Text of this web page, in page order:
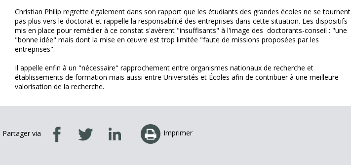
Christian Philip regrette également dans son rapport que les étudiants des grandes écoles ne se tournent
pas plus vers le doctorat et rappelle la responsabilité des entreprises dans cette situation. Les dispositifs
mis en place pour remédier à ce constat s'avèrent "insuffisants" à l'image des doctorants-conseil : "une
"bonne idée" mais dont la mise en œuvre est trop limitée "faute de missions proposées par les
entreprises".
Il appelle enfin à un "nécessaire" rapprochement entre organismes nationaux de recherche et
établissements de formation mais aussi entre Universités et Écoles afin de contribuer à une meilleure
valorisation de la recherche.
Partager via Imprimer